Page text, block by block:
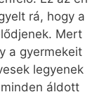
rá, hogy a
Mert
a gyermekeit
legyenek
áldott